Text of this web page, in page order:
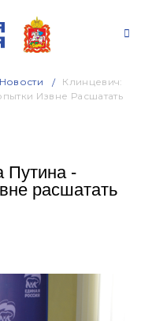
Новости
Клинцевич:
Извне Расшатать
Путина -
расшатать